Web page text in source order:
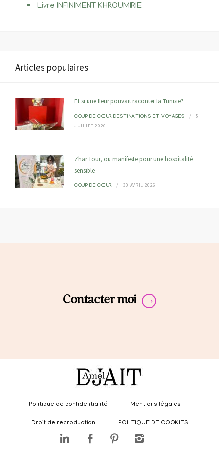
Livre INFINIMENT KHROUMIRIE
Articles populaires
Et si une fleur pouvait raconter la Tunisie?
COUP DE CŒUR DESTINATIONS ET VOYAGES
5
JUILLET 2026
Zhar Tour, ou manifeste pour une hospitalité
sensible
COUP DE CŒUR 30 AVRIL 2026
Contacter moi
Politique de confidentialité Mentions légales
Droit de reproduction POLITIQUE DE COOKIES